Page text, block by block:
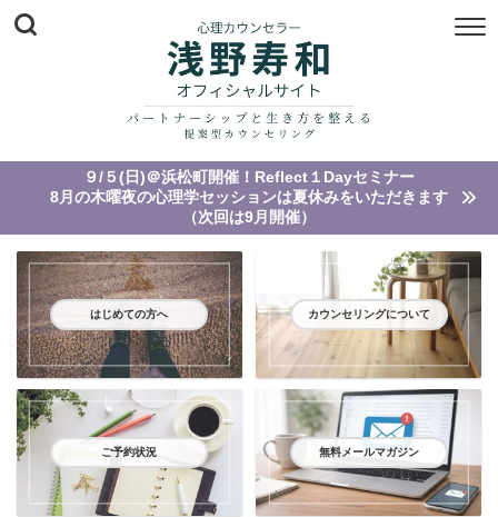
９/５(日)＠浜松町開催！Reflect１Dayセミナー
8月の木曜夜の心理学セッションは夏休みをいただきます
（次回は9月開催）
はじめての方へ カウンセリングについて
ご予約状況 無料メールマガジン